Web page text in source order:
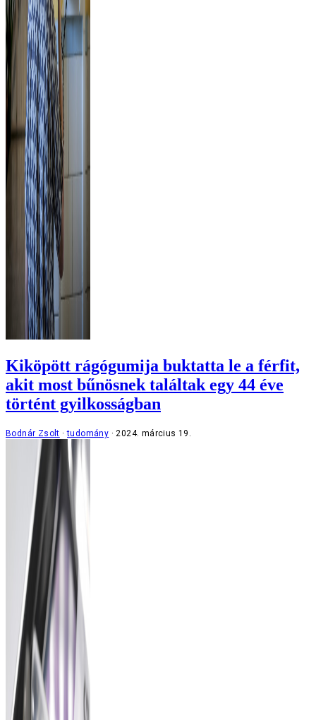
Kiköpött rágógumija buktatta le a férfit,
akit most bűnösnek találtak egy 44 éve
történt gyilkosságban
Bodnár Zsolt tudomány 2024. március 19.